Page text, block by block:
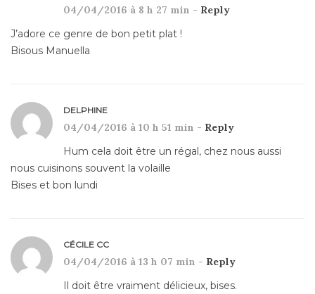
04/04/2016 à 8 h 27 min - Reply
J’adore ce genre de bon petit plat !
Bisous Manuella
DELPHINE
04/04/2016 à 10 h 51 min - Reply
Hum cela doit être un régal, chez nous aussi
nous cuisinons souvent la volaille
Bises et bon lundi
CÉCILE CC
04/04/2016 à 13 h 07 min - Reply
Il doit être vraiment délicieux, bises.